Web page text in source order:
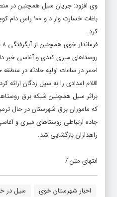
وی افزود: جریان سیل همچنین در
کرد.
روستاهای میری کندی و آغاسی خبر
احمر در ساعات اولیه حادثه در
اقلام امدادی را به سیل زدگان ارائه
براثر سیل همچنین شبکه برق
که ماموران برق شهرستان در حال
جاده ارتباطی روستاهای میری و
راهداران بازگشایی شد.
انتهای متن /
اخبار شهرستان خوی سیل در